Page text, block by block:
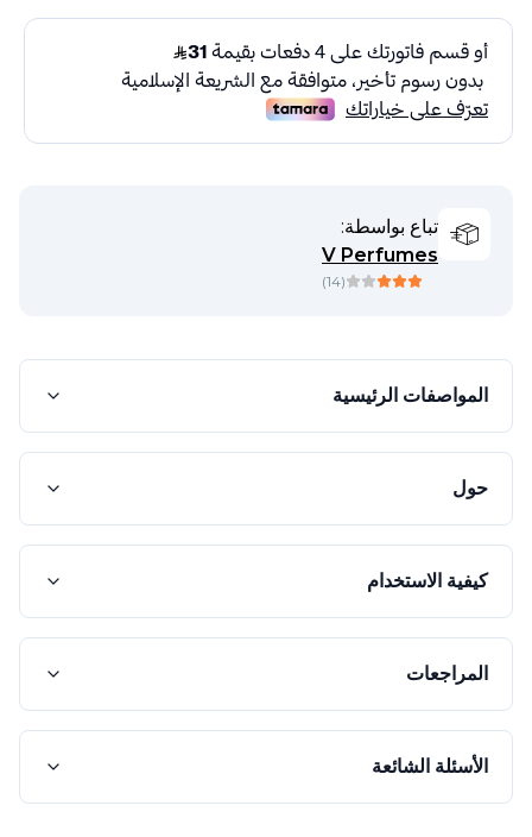
تباع بواسطة:
V Perfumes
(
14
)
المواصفات الرئيسية
حول
كيفية الاستخدام
المراجعات
الأسئلة الشائعة